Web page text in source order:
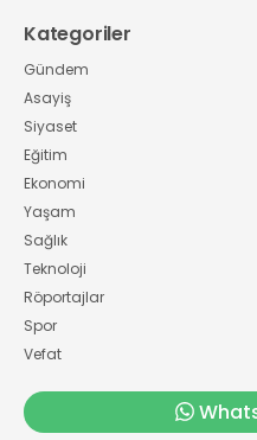
Kategoriler
Gündem
Asayiş
Siyaset
Eğitim
Ekonomi
Yaşam
Sağlık
Teknoloji
Röportajlar
Spor
Vefat